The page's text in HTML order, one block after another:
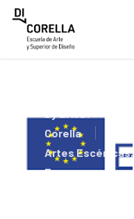
Skip
Corella
Artes Escénicas,
Erasmus+